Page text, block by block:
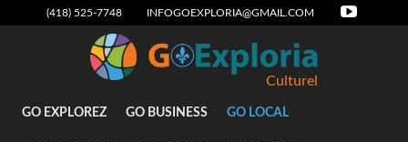
(418) 525-7748 INFOGOEXPLORIA@GMAIL.COM
Culturel
GO EXPLOREZ GO BUSINESS GO LOCAL